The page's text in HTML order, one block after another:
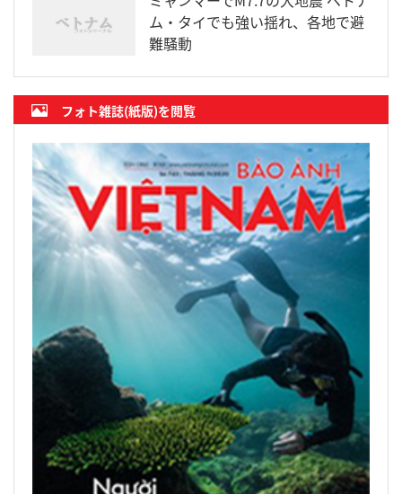
ム・タイでも強い揺れ、各地で避
難騒動
フォト雑誌(紙版)を閲覧